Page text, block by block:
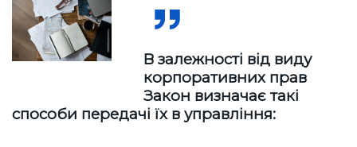
В залежності від виду
корпоративних прав
Закон визначає такі
способи передачі їх в управління: